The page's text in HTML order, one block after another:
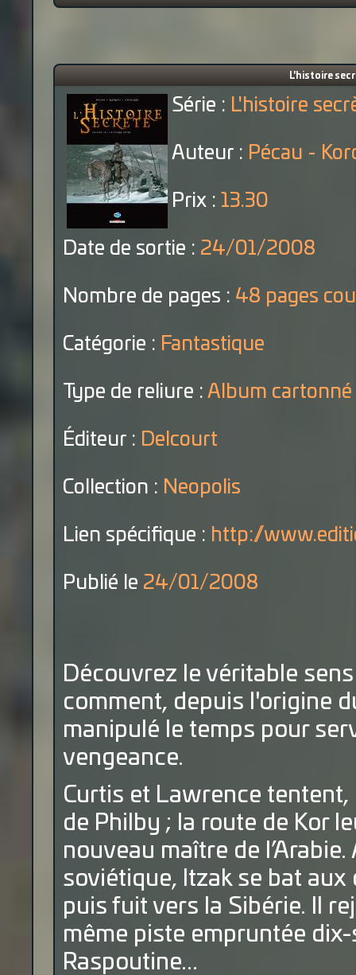
L'histoire
Série : L'histoire
Auteur : Pécau -
Prix : 13.30
Date de sortie : 24/01/2008
Nombre de pages : 48 pages
Catégorie : Fantastique
Type de reliure : Album cartonné
Éditeur : Delcourt
Collection : Neopolis
Lien spécifique : http://
Publié le 24/01/2008
Découvrez le véritable
comment, depuis l'origine
manipulé le temps pour
vengeance.
Curtis et Lawrence tentent,
de Philby ; la route de Kor
nouveau maître de
soviétique, Itzak se bat
puis fuit vers la Sibérie. Il
même piste empruntée
Raspoutine...